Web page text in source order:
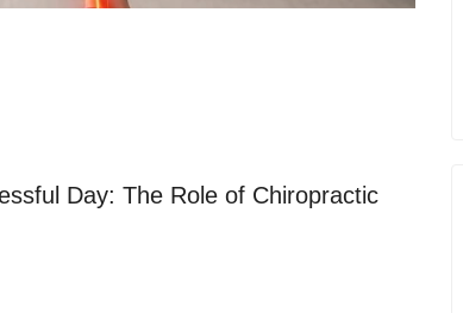
Day: The Role of Chiropractic